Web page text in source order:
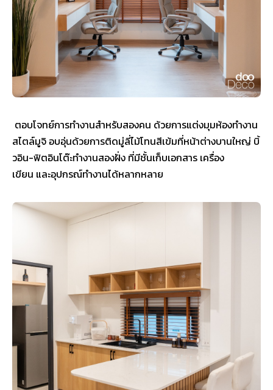
ตอบโจทย์การทำงานสำหรับสองคน ด้วยการแต่งมุมห้องทำงาน
สไตล์มูจิ อบอุ่นด้วยการติดมู่ลี่ไม้โทนสีเข้มที่หน้าต่างบานใหญ่ บิ้
วอิน-ฟิตอินโต๊ะทำงานสองฝั่ง ที่มีชั้นเก็บเอกสาร เครื่อง
เขียน และอุปกรณ์ทำงานได้หลากหลาย